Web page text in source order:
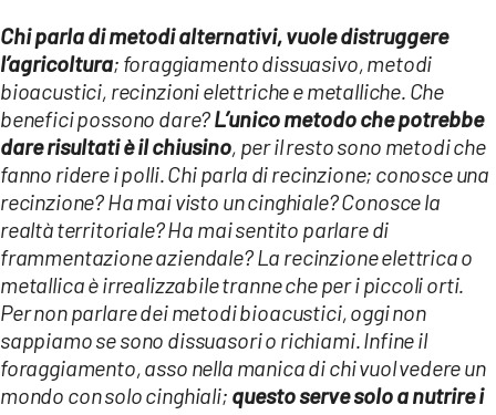
Chi parla di metodi alternativi, vuole distruggere
l’agricoltura; foraggiamento dissuasivo, metodi
bioacustici, recinzioni elettriche e metalliche. Che
benefici possono dare?L’unico metodo che potrebbe
dare risultati è il chiusino, per il resto sono metodi che
fanno ridere i polli. Chi parla di recinzione; conosce una
recinzione? Ha mai visto un cinghiale? Conosce la
realtà territoriale? Ha mai sentito parlare di
frammentazione aziendale? La recinzione elettrica o
metallica è irrealizzabile tranne che per i piccoli orti.
Per non parlare dei metodi bioacustici, oggi non
sappiamo se sono dissuasori o richiami. Infine il
foraggiamento, asso nella manica di chi vuol vedere un
mondo con solo cinghiali; questo serve solo a nutrire i